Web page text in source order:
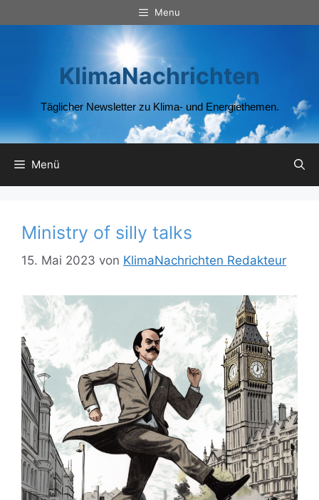
Inhalt
Menu
KlimaNachrichten
Täglicher Newsletter zu Klima- und Energiethemen.
Menü
Ministry of silly talks
15. Mai 2023 von KlimaNachrichten Redakteur